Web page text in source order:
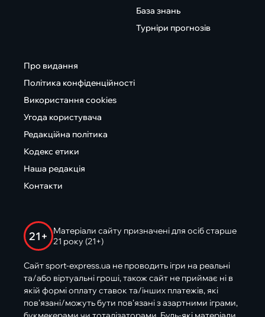
База знань
Турніри прогнозів
Про видання
Політика конфіденційності
Використання cookies
Угода користувача
Редакційна політика
Кодекс етики
Наша редакція
Контакти
21+
Матеріали сайту призначені для осіб старше
21 року (21+)
Сайт sport-express.ua не проводить ігри на реальні
та/або віртуальні гроші, також сайт не приймає ні в
якій формі оплату ставок та/інших платежів, які
пов’язані/можуть бути пов’язані з азартними іграми,